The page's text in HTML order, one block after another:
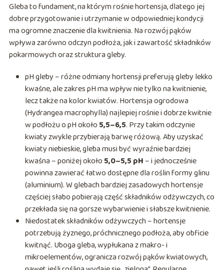
Gleba to fundament, na którym rośnie hortensja, dlatego jej
dobre przygotowanie i utrzymanie w odpowiedniej kondycji
ma ogromne znaczenie dla kwitnienia. Na rozwój pąków
wpływa zarówno odczyn podłoża, jak i zawartość składników
pokarmowych oraz struktura gleby.
pH gleby – różne odmiany hortensji preferują gleby lekko
kwaśne, ale zakres pH ma wpływ nie tylko na kwitnienie,
lecz także na kolor kwiatów. Hortensja ogrodowa
(Hydrangea macrophylla) najlepiej rośnie i dobrze kwitnie
w podłożu o pH około 5,5–6,5. Przy takim odczynie
kwiaty zwykle przybierają barwę różową. Aby uzyskać
kwiaty niebieskie, gleba musi być wyraźnie bardziej
kwaśna – poniżej około 5,0–5,5 pH – i jednocześnie
powinna zawierać łatwo dostępne dla roślin formy glinu
(aluminium). W glebach bardziej zasadowych hortensje
częściej słabo pobierają część składników odżywczych, co
przekłada się na gorsze wybarwienie i słabsze kwitnienie.
Niedostatek składników odżywczych – hortensje
potrzebują żyznego, próchnicznego podłoża, aby obficie
kwitnąć. Uboga gleba, wypłukana z makro- i
mikroelementów, ogranicza rozwój pąków kwiatowych,